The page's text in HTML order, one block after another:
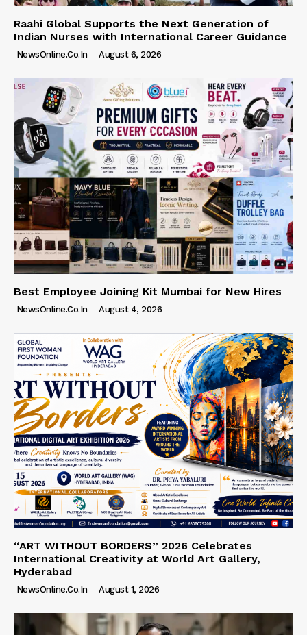
Raahi Global Supports the Next Generation of
Indian Nurses with International Career Guidance
NewsOnline.co.in - August 6, 2026
Best Employee Joining Kit Mumbai for New Hires
NewsOnline.co.in - August 4, 2026
“ART WITHOUT BORDERS” 2026 Celebrates
International Creativity at World Art Gallery,
Hyderabad
NewsOnline.co.in - August 1, 2026